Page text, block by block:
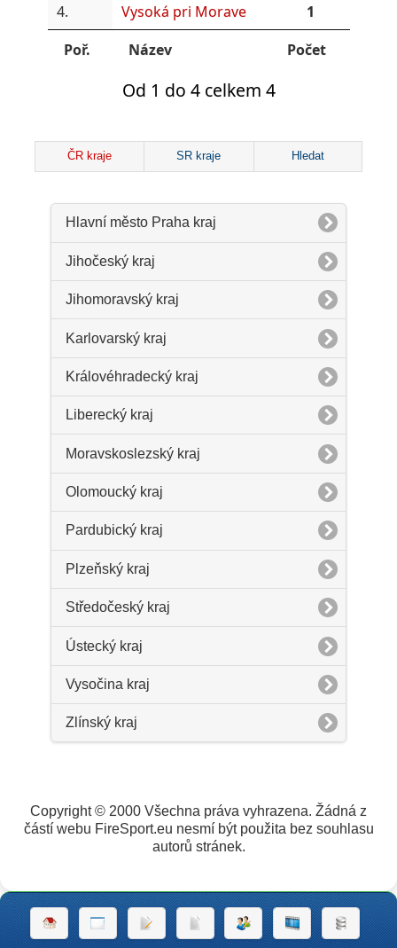
4.
Vysoká pri Morave
1
Poř.
Název Počet
Od 1 do 4 celkem 4
ČR kraje SR kraje Hledat
Hlavní město Praha kraj
Jihočeský kraj
Jihomoravský kraj
Karlovarský kraj
Královéhradecký kraj
Liberecký kraj
Moravskoslezský kraj
Olomoucký kraj
Pardubický kraj
Plzeňský kraj
Středočeský kraj
Ústecký kraj
Vysočina kraj
Zlínský kraj
Copyright © 2000 Všechna práva vyhrazena. Žádná z
částí webu FireSport.eu nesmí být použita bez souhlasu
autorů stránek.